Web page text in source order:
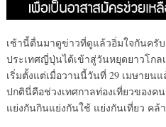
เช้านี้ตื่นมาดูข่าวที่ดูแล้วอิ่มใจกันครับ
ประเทศญี่ปุ่นได้เข้าสู่วันหยุดยาวโกล
เริ่มตั้งแต่เมื่อวานนี้วันที่ 29 เมษายน
ปกตินี่คือช่วงเทศกาลท่องเที่ยวของ
แย่งกันกินแย่งกันใช้ แย่งกันเที่ยว คล้